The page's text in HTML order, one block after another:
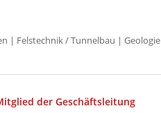
| Felstechnik / Tunnelbau | Geologie
der Geschäftsleitung